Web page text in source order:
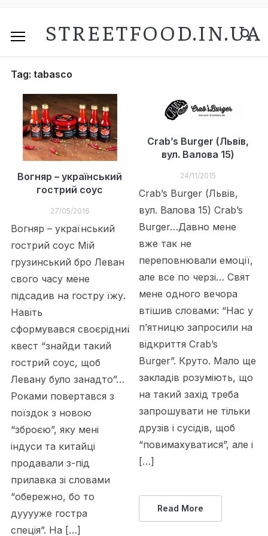
STREETFOOD.IN.UA
Tag: tabasco
Вогняр – український
гострий соус
27/05/2016
Вогняр – український
гострий соус Мій
грузинський бро Леван
свого часу мене
підсадив на гостру їжу.
Навіть
сформувався своєрідний
квест “знайди такий
гострий соус, щоб
Левану було занадто”…
Роками повертався з
поїздок з новою
“зброєю”, яку мені
індуси та китайці
продавали з-під
прилавка зі словами
“обережно, бо то
дууууже гостра
спеція”. На […]
Crab’s Burger (Львів,
вул. Валова 15)
24/11/2015
Crab’s Burger (Львів,
вул. Валова 15) Crab’s
Burger…Давно мене
вже так не
переповнювали емоції,
але все по черзі… Свят
мене одного вечора
втішив словами: “Нас у
п’ятницю запросили на
відкриття Crab’s
Burger”. Круто. Мало ще
закладів розуміють, що
на такий захід треба
запрошувати не тільки
друзів і сусідів, щоб
“повимахуватися”, але і
[…]
Read More